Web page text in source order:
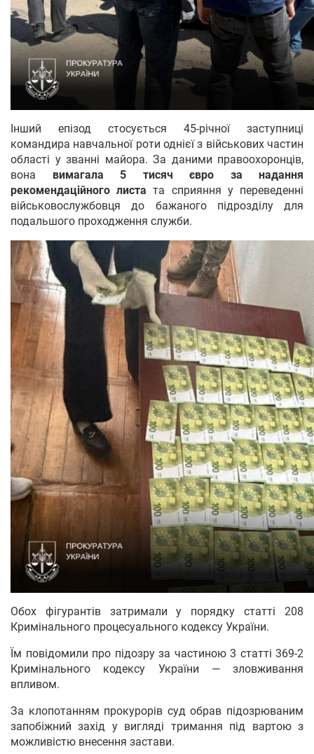
Інший епізод стосується 45-річної заступниці
командира навчальної роти однієї з військових частин
області у званні майора. За даними правоохоронців,
вона вимагала 5 тисяч євро за надання
рекомендаційного листа та сприяння у переведенні
військовослужбовця до бажаного підрозділу для
подальшого проходження служби.
Обох фігурантів затримали у порядку статті 208
Кримінального процесуального кодексу України.
Їм повідомили про підозру за частиною 3 статті 369-2
Кримінального кодексу України — зловживання
впливом.
За клопотанням прокурорів суд обрав підозрюваним
запобіжний захід у вигляді тримання під вартою з
можливістю внесення застави.